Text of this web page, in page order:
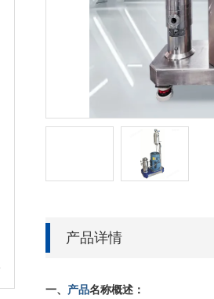
产品详情
一、 产品名称概述：